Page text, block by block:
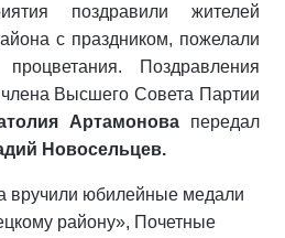
поздравили жителей
с праздником, пожелали
Поздравления
члена Высшего Совета Партии
Артамонова передал
Новосельцев.
юбилейные медали
району», Почетные